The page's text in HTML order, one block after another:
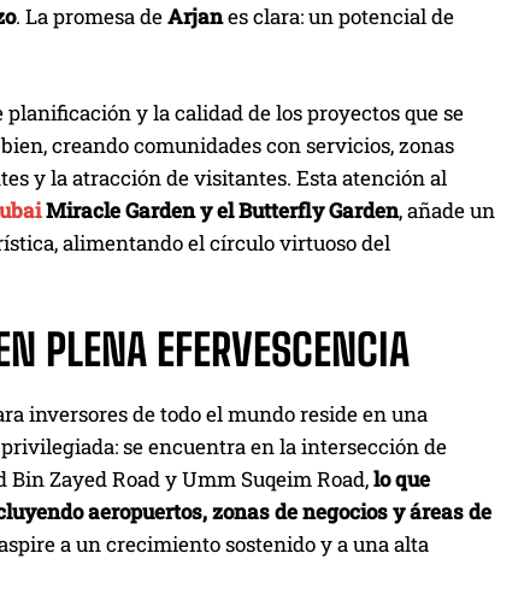
. La promesa deArjanes clara: un potencial de
y la calidad de los proyectos que se
creando comunidades con servicios, zonas
y la atracción de visitantes. Esta atención al
Miracle Garden y el Butterfly Garden, añade un
alimentando el círculo virtuoso del
PLENA EFERVESCENCIA
inversores de todo el mundo reside en una
se encuentra en la intersección de
Zayed Road y Umm Suqeim Road,lo que
aeropuertos, zonas de negocios y áreas de
a un crecimiento sostenido y a una alta